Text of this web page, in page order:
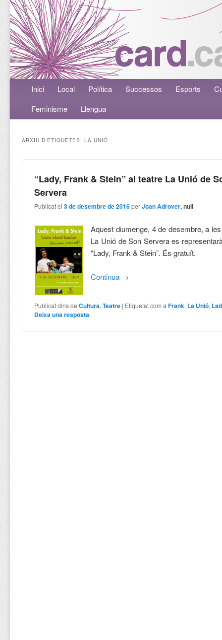
Menú principalAneu al contingut principal
Aneu al contingut secundari
Inici Local Política Successos Esports
Feminisme
Llengua
ARXIU D'ETIQUETES:LA UNIÓ
“Lady, Frank & Stein” al teatre La Unió de
Servera
Publicat el3 de desembre de 2016 perJoan Adrover, null
Aquest diumenge, 4 de desembre, a
La Unió de Son Servera es
“Lady, Frank & Stein”. És gratuït.
Continua →
Publicat dins de Cultura,Teatre | Etiquetat com a Frank, La Unió,
Deixa una resposta